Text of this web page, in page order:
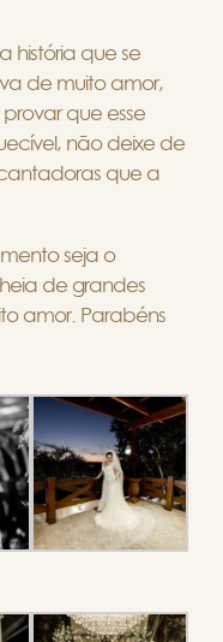
história que se
de muito amor,
que esse
não deixe de
que a
seja o
de grandes
amor. Parabéns